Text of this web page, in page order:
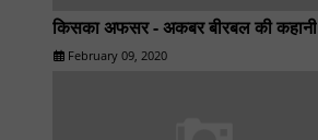
किसका अफसर - अकबर बीरबल की कहानी
February 09, 2020